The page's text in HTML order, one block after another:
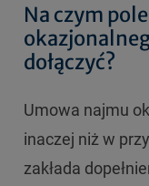
Na czym
dołączyć?
Umowa najmu
inaczej niż w
zakłada